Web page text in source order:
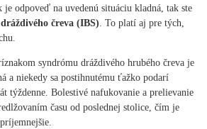
je odpoveď na uvedenú situáciu kladná, tak ste
čreva (IBS). To platí aj pre tých,
syndrómu dráždivého hrubého čreva je
a niekedy sa postihnutému ťažko podarí
týždenne. Bolestivé nafukovanie a prelievanie
času od poslednej stolice, čím je